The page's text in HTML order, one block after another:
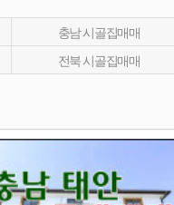
충남 시골집매매
전북 시골집매매